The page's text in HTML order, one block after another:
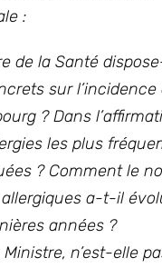
:
de la Santé
sur l’incidence
? Dans
les plus
? Comment le
a-t-il
années ?
n’est-elle